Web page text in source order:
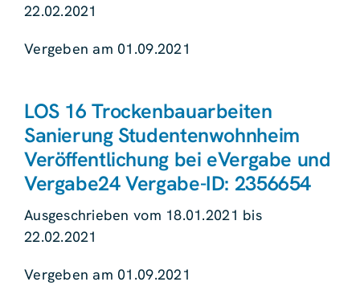
22.02.2021
Vergeben am 01.09.2021
LOS 16 Trockenbauarbeiten
Sanierung Studentenwohnheim
Veröffentlichung bei eVergabe und
Vergabe24 Vergabe-ID: 2356654
Ausgeschrieben vom 18.01.2021 bis
22.02.2021
Vergeben am 01.09.2021